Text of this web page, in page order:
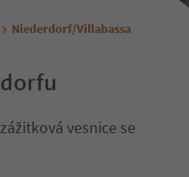
Niederdorf/Villabassa
vesnice se